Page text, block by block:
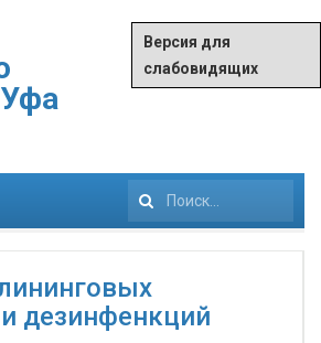
Версия для
слабовидящих
Искать...
дезинфенкций